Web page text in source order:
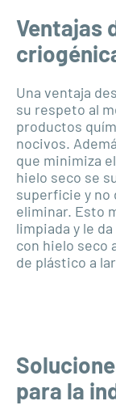
Ventajas
Una ventaja
su respeto al
productos
nocivos.
que minimiza
hielo seco se
superficie y no
eliminar. Esto
limpiada y le
con hielo seco
de plástico a
para la